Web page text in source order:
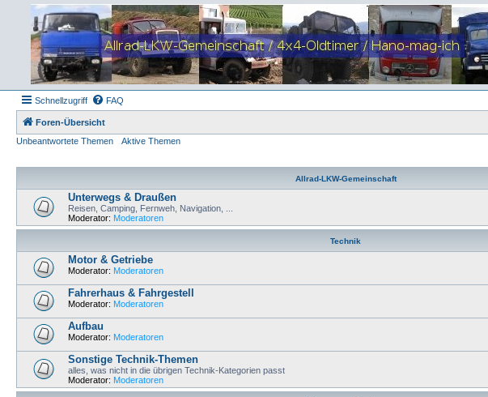
Schnellzugriff FAQ
Foren-Übersicht
Unbeantwortete Themen
Aktive Themen
Allrad-LKW-Gemeinschaft
Unterwegs & Draußen
Reisen, Camping, Fernweh, Navigation, ...
Moderator: Moderatoren
Technik
Motor & Getriebe
Moderator: Moderatoren
Fahrerhaus & Fahrgestell
Moderator: Moderatoren
Aufbau
Moderator: Moderatoren
Sonstige Technik-Themen
alles, was nicht in die übrigen Technik-Kategorien passt
Moderator: Moderatoren